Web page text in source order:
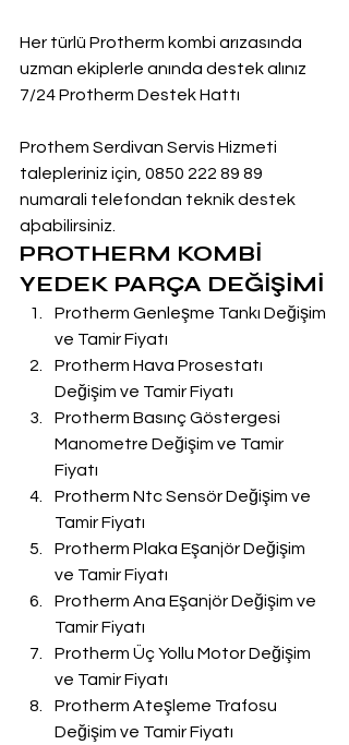
Her türlü Protherm kombi arızasında
uzman ekiplerle anında destek alınız
7/24 Protherm Destek Hattı
Prothem Serdivan Servis Hizmeti
talepleriniz için, 0850 222 89 89
numarali telefondan teknik destek
aþabilirsiniz.
PROTHERM KOMBİ
YEDEK PARÇA DEĞİŞİMİ
Protherm Genleşme Tankı Değişim
ve Tamir Fiyatı
Protherm Hava Prosestatı
Değişim ve Tamir Fiyatı
Protherm Basınç Göstergesi
Manometre Değişim ve Tamir
Fiyatı
Protherm Ntc Sensör Değişim ve
Tamir Fiyatı
Protherm Plaka Eşanjör Değişim
ve Tamir Fiyatı
Protherm Ana Eşanjör Değişim ve
Tamir Fiyatı
Protherm Üç Yollu Motor Değişim
ve Tamir Fiyatı
Protherm Ateşleme Trafosu
Değişim ve Tamir Fiyatı